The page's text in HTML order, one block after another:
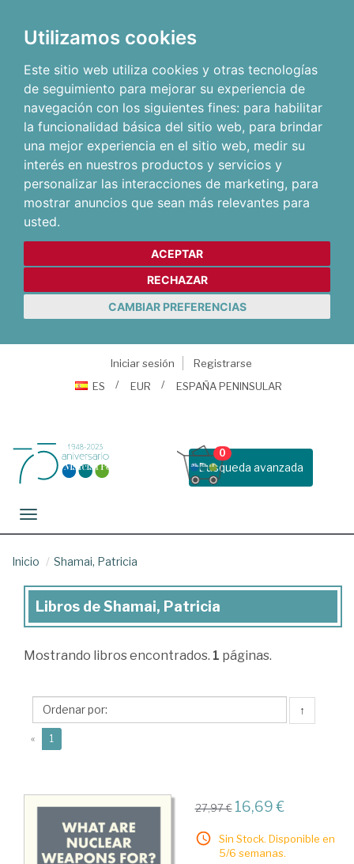
Utilizamos cookies
Este sitio web utiliza cookies y otras tecnologías
de seguimiento para mejorar su experiencia de
navegación con los siguientes fines: para habilitar
la funcionalidad básica del sitio web, para brindar
una mejor experiencia en el sitio web, medir su
interés en nuestros productos y servicios y
personalizar las interacciones de marketing, para
mostrar anuncios que sean más relevantes para
usted.
ACEPTAR
RECHAZAR
CAMBIAR PREFERENCIAS
Iniciar sesión
Registrarse
ES
EUR ESPAÑA PENINSULAR
Busqueda avanzada
0
Toggle navigation
Inicio Shamai, Patricia
Libros
Shamai,
Libros de Shamai, Patricia
Mostrando libros encontrados. 1 páginas.
↑
« 1
27,97 € 16,69 €
Sin Stock. Disponible en
5/6 semanas.